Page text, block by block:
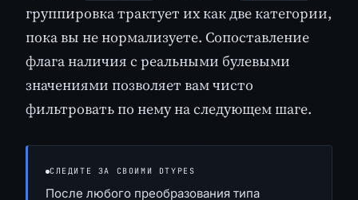
группировка трактует их как две категории,
пока вы не нормализуете. Сопоставление
флага наличия с реальными булевыми
значениями позволяет вам чисто
фильтровать по нему на следующем шаге.
СЛЕДИТЕ ЗА СВОИМИ DTYPES
После любого преобразования типа